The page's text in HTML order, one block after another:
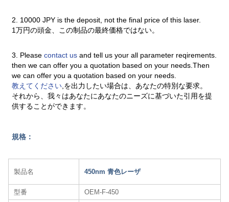
2. 10000 JPY is the deposit, not the final price of this laser.
1万円の頭金、この制品の最終価格ではない。
3. Pleasecontact usand tell us your all parameter reqirements.
then we can offer you a quotation based on your needs.Then
we can offer you a quotation based on your needs.
教えてください ,を出力したい場合は、あなたの特別な要求。
それから、我々はあなたにあなたのニーズに基づいた引用を提
供することができます。
規格：
製品名 450nm 青色レーザ
型番
OEM-F-450